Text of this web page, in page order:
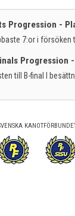
Progression -
7:or i
Progression
till B-final I